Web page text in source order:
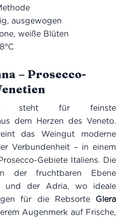
ausgewogen
weiße Blüten
– Prosecco-
steht für feinste
dem Herzen des Veneto.
das Weingut moderne
Verbundenheit – in einem
Gebiete Italiens. Die
der fruchtbaren Ebene
und der Adria, wo ideale
für die Rebsorte Glera
Augenmerk auf Frische,